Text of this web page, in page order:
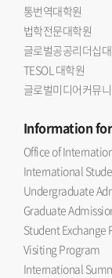
통번역대학원
법학전문대학원
글로벌공공리더십
TESOL 대학원
글로벌미디어커뮤
Information
Office of
International
Undergraduate
Graduate
Student Exchange
Visiting Program
International